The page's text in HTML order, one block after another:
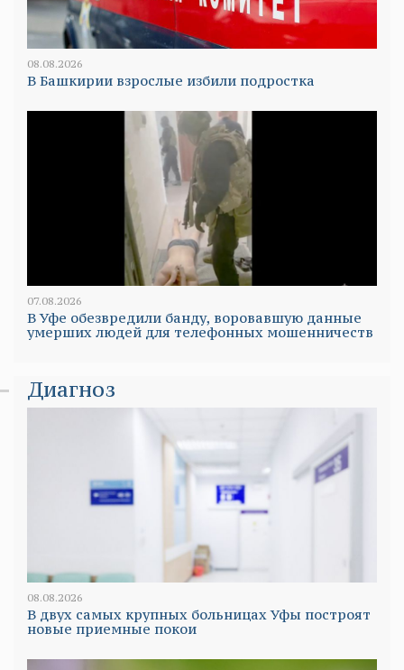
08.08.2026
В Башкирии взрослые избили подростка
07.08.2026
В Уфе обезвредили банду, воровавшую данные
умерших людей для телефонных мошенничеств
Диагноз
08.08.2026
В двух самых крупных больницах Уфы построят
новые приемные покои